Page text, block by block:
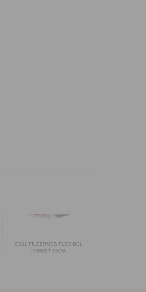
GS11 FILEERMES FLEXIBEL
LEMMET 15CM.